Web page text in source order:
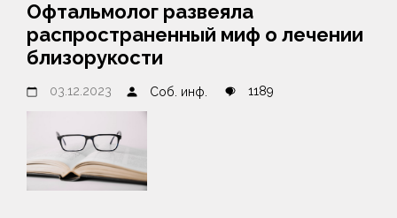
Офтальмолог развеяла
распространенный миф о лечении
близорукости
03.12.2023 Соб. инф. 1189